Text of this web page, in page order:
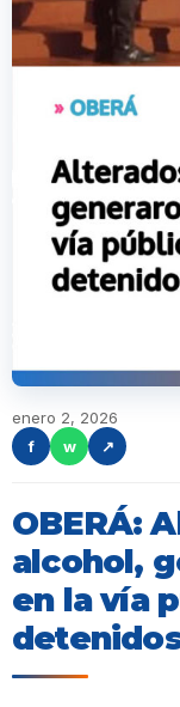
enero 2, 2026
f
w ↗
OBERÁ:
alcohol,
en la vía